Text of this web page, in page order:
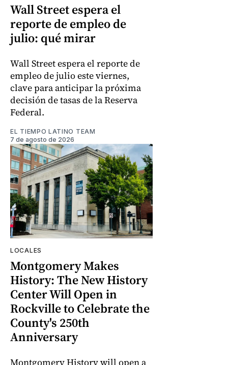
Wall Street espera el
reporte de empleo de
julio: qué mirar
Wall Street espera el reporte de
empleo de julio este viernes,
clave para anticipar la próxima
decisión de tasas de la Reserva
Federal.
EL TIEMPO LATINO TEAM
7 de agosto de 2026
LOCALES
Montgomery Makes
History: The New History
Center Will Open in
Rockville to Celebrate the
County's 250th
Anniversary
Montgomery History will open a